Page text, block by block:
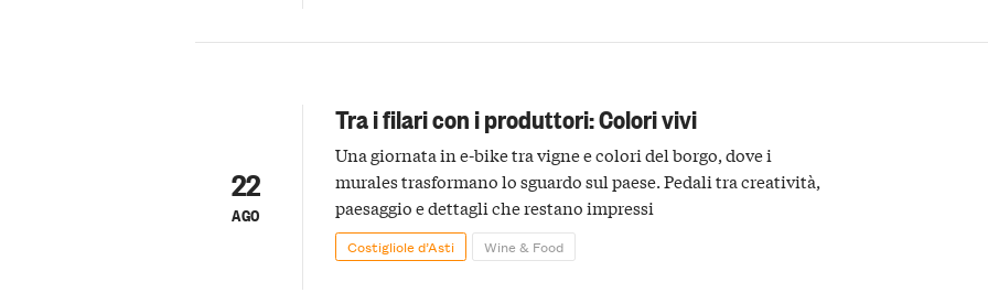
22
AGO
Tra i filari con i produttori: Colori vivi
Una giornata in e-bike tra vigne e colori del borgo, dove i
murales trasformano lo sguardo sul paese. Pedali tra creatività,
paesaggio e dettagli che restano impressi
Costigliole d’Asti Wine & Food